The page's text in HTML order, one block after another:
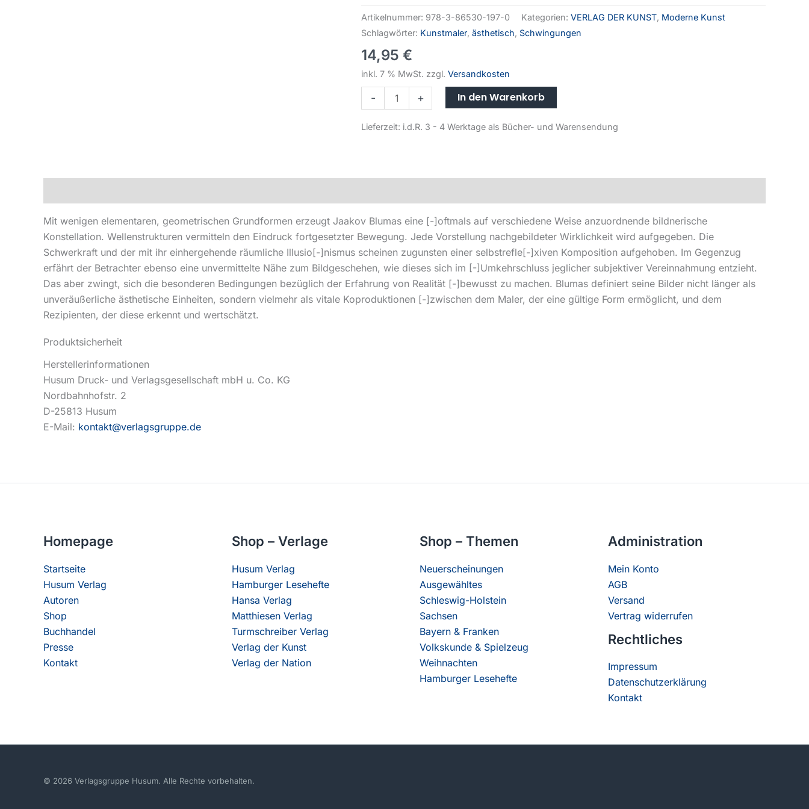
Artikelnummer: 978-3-86530-197-0 Kategorien: VERLAG DER KUNST, Moderne Kunst
Schlagwörter: Kunstmaler, ästhetisch, Schwingungen
14,95 €
inkl. 7 % MwSt. zzgl. Versandkosten
- + In den Warenkorb
Lieferzeit: i.d.R. 3 - 4 Werktage als Bücher- und Warensendung
Mit wenigen elementaren, geometrischen Grundformen erzeugt Jaakov Blumas eine [-]oftmals auf verschiedene Weise anzuordnende bildnerische
Konstellation. Wellenstrukturen vermitteln den Eindruck fortgesetzter Bewegung. Jede Vorstellung nachgebildeter Wirklichkeit wird aufgegeben. Die
Schwerkraft und der mit ihr einhergehende räumliche Illusio[-]nismus scheinen zugunsten einer selbstrefle[-]xiven Komposition aufgehoben. Im Gegenzug
erfährt der Betrachter ebenso eine unvermittelte Nähe zum Bildgeschehen, wie dieses sich im [-]Umkehrschluss jeglicher subjektiver Vereinnahmung entzieht.
Das aber zwingt, sich die besonderen Bedingungen bezüglich der Erfahrung von Realität [-]bewusst zu machen. Blumas definiert seine Bilder nicht länger als
unveräußerliche ästhetische Einheiten, sondern vielmehr als vitale Koproduktionen [-]zwischen dem Maler, der eine gültige Form ermöglicht, und dem
Rezipienten, der diese erkennt und wertschätzt.
Produktsicherheit
Herstellerinformationen
Husum Druck- und Verlagsgesellschaft mbH u. Co. KG
Nordbahnhofstr. 2
D-25813 Husum
E-Mail: kontakt@verlagsgruppe.de
Homepage
Startseite
Husum Verlag
Autoren
Shop
Buchhandel
Presse
Kontakt
Shop – Verlage
Husum Verlag
Hamburger Lesehefte
Hansa Verlag
Matthiesen Verlag
Turmschreiber Verlag
Verlag der Kunst
Verlag der Nation
Shop – Themen
Neuerscheinungen
Ausgewähltes
Schleswig-Holstein
Sachsen
Bayern & Franken
Volkskunde & Spielzeug
Weihnachten
Hamburger Lesehefte
Administration
Mein Konto
AGB
Versand
Vertrag widerrufen
Rechtliches
Impressum
Datenschutzerklärung
Kontakt
© 2026 Verlagsgruppe Husum. Alle Rechte vorbehalten.